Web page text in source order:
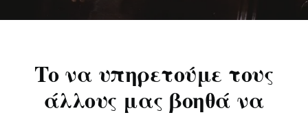
Το να υπηρετούμε τους
άλλους μας βοηθά να